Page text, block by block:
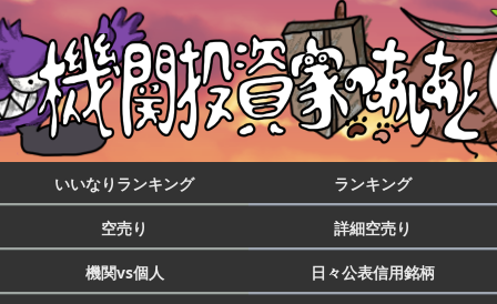
いいなりランキング ランキング
空売り 詳細空売り
機関vs個人 日々公表信用銘柄